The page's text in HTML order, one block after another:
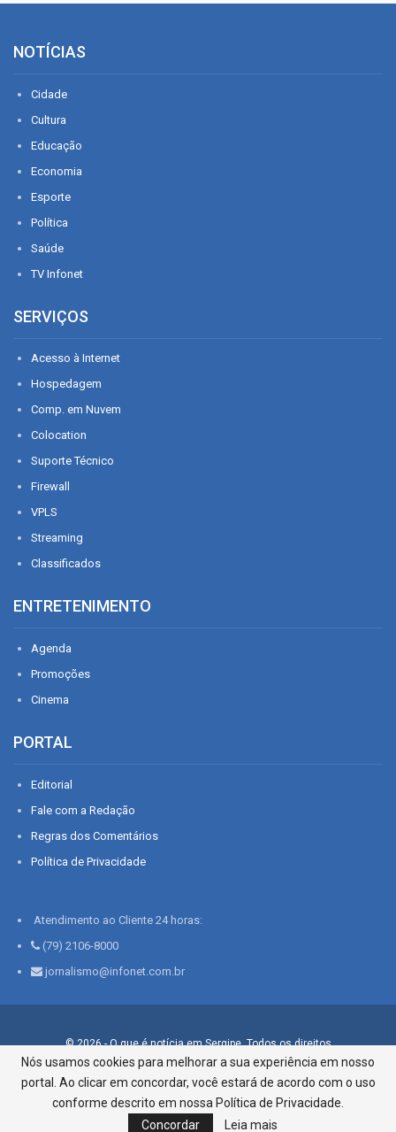
NOTÍCIAS
Cidade
Cultura
Educação
Economia
Esporte
Política
Saúde
TV Infonet
SERVIÇOS
Acesso à Internet
Hospedagem
Comp. em Nuvem
Colocation
Suporte Técnico
Firewall
VPLS
Streaming
Classificados
ENTRETENIMENTO
Agenda
Promoções
Cinema
PORTAL
Editorial
Fale com a Redação
Regras dos Comentários
Política de Privacidade
Atendimento ao Cliente 24 horas:
(79) 2106-8000
jornalismo@infonet.com.br
© 2026 - O que é notícia em Sergipe. Todos os direitos
reservados.
Infonet - Rua Monsenhor Silveira 276, Bairro São José |
Aracaju-SE, CEP 49015-030, Fone: 79.2106.8000 - CI Centro de
Informações LTDA
Nós usamos cookies para melhorar a sua experiência em nosso
portal. Ao clicar em concordar, você estará de acordo com o uso
conforme descrito em nossa Política de Privacidade.
Concordar
Leia mais